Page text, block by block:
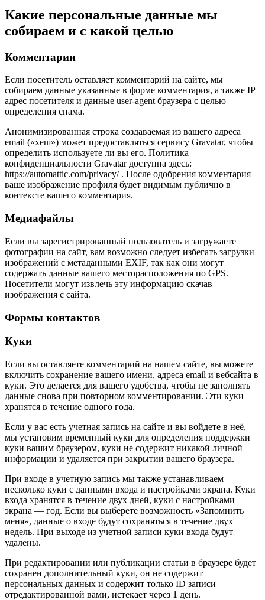
Какие персональные данные мы
собираем и с какой целью
Комментарии
Если посетитель оставляет комментарий на сайте, мы
собираем данные указанные в форме комментария, а также IP
адрес посетителя и данные user-agent браузера с целью
определения спама.
Анонимизированная строка создаваемая из вашего адреса
email («хеш») может предоставляться сервису Gravatar, чтобы
определить используете ли вы его. Политика
конфиденциальности Gravatar доступна здесь:
https://automattic.com/privacy/ . После одобрения комментария
ваше изображение профиля будет видимым публично в
контексте вашего комментария.
Медиафайлы
Если вы зарегистрированный пользователь и загружаете
фотографии на сайт, вам возможно следует избегать загрузки
изображений с метаданными EXIF, так как они могут
содержать данные вашего месторасположения по GPS.
Посетители могут извлечь эту информацию скачав
изображения с сайта.
Формы контактов
Куки
Если вы оставляете комментарий на нашем сайте, вы можете
включить сохранение вашего имени, адреса email и вебсайта в
куки. Это делается для вашего удобства, чтобы не заполнять
данные снова при повторном комментировании. Эти куки
хранятся в течение одного года.
Если у вас есть учетная запись на сайте и вы войдете в неё,
мы установим временный куки для определения поддержки
куки вашим браузером, куки не содержит никакой личной
информации и удаляется при закрытии вашего браузера.
При входе в учетную запись мы также устанавливаем
несколько куки с данными входа и настройками экрана. Куки
входа хранятся в течение двух дней, куки с настройками
экрана — год. Если вы выберете возможность «Запомнить
меня», данные о входе будут сохраняться в течение двух
недель. При выходе из учетной записи куки входа будут
удалены.
При редактировании или публикации статьи в браузере будет
сохранен дополнительный куки, он не содержит
персональных данных и содержит только ID записи
отредактированной вами, истекает через 1 день.